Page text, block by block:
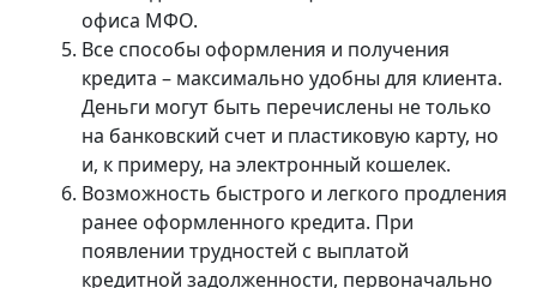
офиса МФО.
Все способы оформления и получения
кредита – максимально удобны для клиента.
Деньги могут быть перечислены не только
на банковский счет и пластиковую карту, но
и, к примеру, на электронный кошелек.
Возможность быстрого и легкого продления
ранее оформленного кредита. При
появлении трудностей с выплатой
кредитной задолженности, первоначально